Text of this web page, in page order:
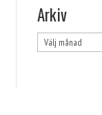
Arkiv
Arkiv